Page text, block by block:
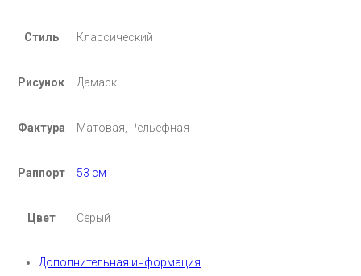
Стиль Классический
Рисунок Дамаск
Фактура Матовая, Рельефная
Раппорт 53 см
Цвет Серый
Дополнительная информация